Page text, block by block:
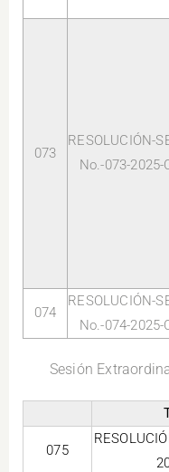
073
RESOLUCIÓN-
No.-073-2025-
074
RESOLUCIÓN-
No.-074-2025-
Sesión
075